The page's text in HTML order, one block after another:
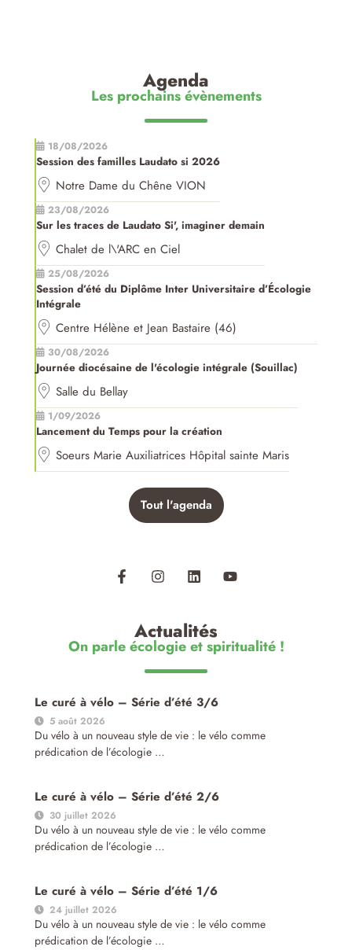
Agenda
Les prochains évènements
18/08/2026
Session des familles Laudato si 2026
Notre Dame du Chêne VION
23/08/2026
Sur les traces de Laudato Si', imaginer demain
Chalet de l\'ARC en Ciel
25/08/2026
Session d’été du Diplôme Inter Universitaire d’Écologie
Intégrale
Centre Hélène et Jean Bastaire (46)
30/08/2026
Journée diocésaine de l'écologie intégrale (Souillac)
Salle du Bellay
1/09/2026
Lancement du Temps pour la création
Soeurs Marie Auxiliatrices Hôpital sainte Maris
Tout l'agenda
Actualités
On parle écologie et spiritualité !
Le curé à vélo – Série d’été 3/6
5 août 2026
Du vélo à un nouveau style de vie : le vélo comme
prédication de l’écologie …
Le curé à vélo – Série d’été 2/6
30 juillet 2026
Du vélo à un nouveau style de vie : le vélo comme
prédication de l’écologie …
Le curé à vélo – Série d’été 1/6
24 juillet 2026
Du vélo à un nouveau style de vie : le vélo comme
prédication de l’écologie …